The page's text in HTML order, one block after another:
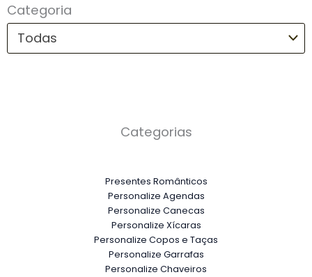
Categoria
Todas
Categorias
Presentes Românticos
Personalize Agendas
Personalize Canecas
Personalize Xícaras
Personalize Copos e Taças
Personalize Garrafas
Personalize Chaveiros